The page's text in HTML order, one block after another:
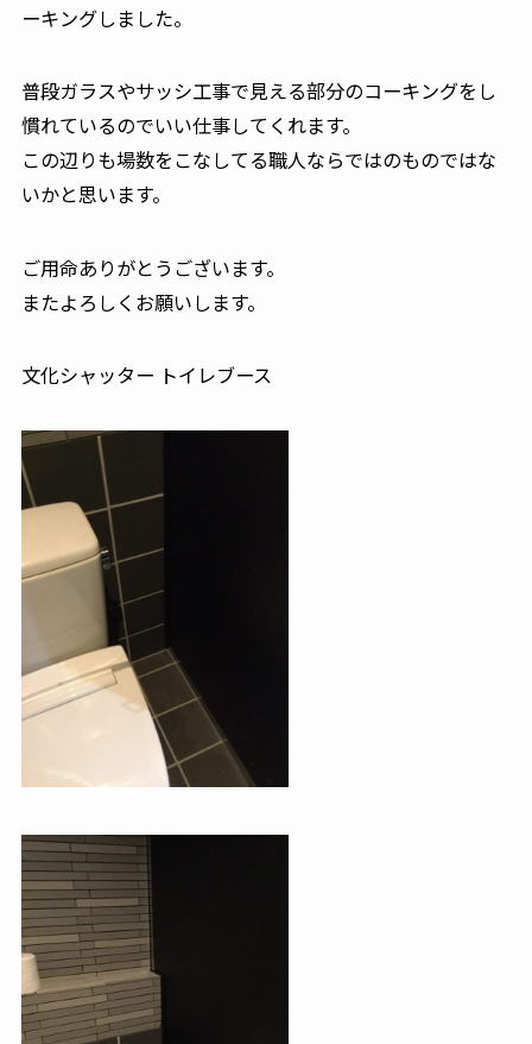
ーキングしました。
普段ガラスやサッシ工事で見える部分のコーキングをし
慣れているのでいい仕事してくれます。
この辺りも場数をこなしてる職人ならではのものではな
いかと思います。
ご用命ありがとうございます。
またよろしくお願いします。
文化シャッター トイレブース